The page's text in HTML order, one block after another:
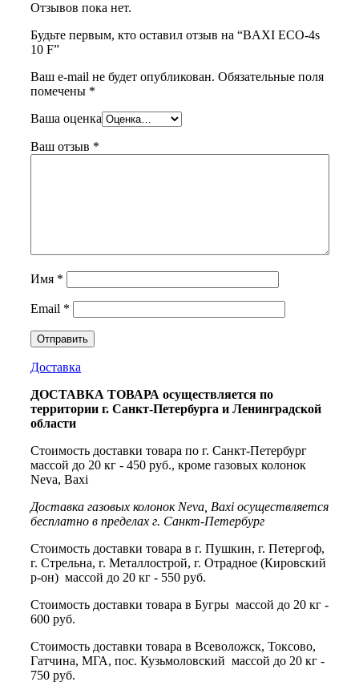
Отзывов пока нет.
Будьте первым, кто оставил отзыв на “BAXI ECO-4s
10 F”
Ваш e-mail не будет опубликован. Обязательные поля
помечены *
Ваша оценка
Ваш отзыв *
Имя *
Email *
Доставка
ДОСТАВКА ТОВАРА осуществляется по
территории г. Санкт-Петербурга и Ленинградской
области
Стоимость доставки товара по г. Санкт-Петербург
массой до 20 кг - 450 руб., кроме газовых колонок
Neva, Baxi
Доставка газовых колонок Neva, Baxi осуществляется
бесплатно в пределах г. Санкт-Петербург
Стоимость доставки товара в г. Пушкин, г. Петергоф,
г. Стрельна, г. Металлострой, г. Отрадное (Кировский
р-он) массой до 20 кг - 550 руб.
Стоимость доставки товара в Бугры массой до 20 кг -
600 руб.
Стоимость доставки товара в Всеволожск, Токсово,
Гатчина, МГА, пос. Кузьмоловский массой до 20 кг -
750 руб.